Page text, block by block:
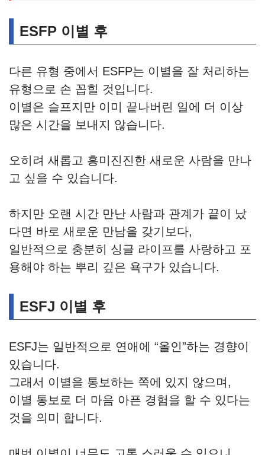
ESFP 이별 후
다른 유형 중에서 ESFP는 이별을 잘 처리하는
유형으로 손 꼽힐 것입니다.
이별은 슬프지만 이미 끝나버린 일에 더 이상
많은 시간을 보내지 않습니다.
오히려 새롭고 흥미진진한 새로운 사람을 만나
고 싶을 수 있습니다.
하지만 오랜 시간 만난 사람과 관계가 끝이 났
다면 바로 새로운 만남을 갖기보다,
일반적으로 충분히 싱글 라이프를 사랑하고 포
용해야 하는 뿌리 깊은 욕구가 있습니다.
ESFJ 이별 후
ESFJ는 일반적으로 연애에 “올인”하는 경향이
있습니다.
그래서 이별을 통보하는 쪽에 있지 않으며,
이별 통보로 더 마음 아픈 경험을 할 수 있다는
것을 의미 합니다.